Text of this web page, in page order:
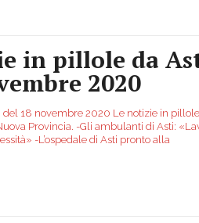
in pillole da
2020
del 18 novembre 2020 Le notizie in
Provincia. -Gli ambulanti di Asti:
-L’ospedale di Asti pronto alla